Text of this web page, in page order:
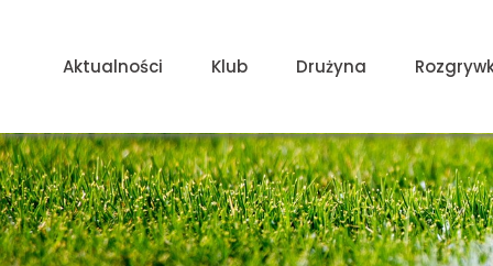
Aktualności Klub Drużyna